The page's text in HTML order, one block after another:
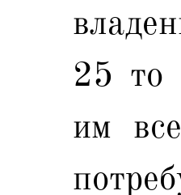
25 то
им